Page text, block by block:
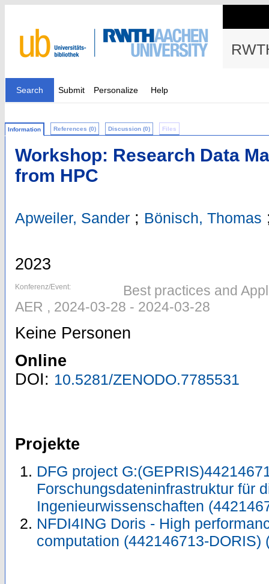
Search Submit Personalize Help
Information References (0) Discussion (0) Files
Workshop: Research Data
from HPC
Apweiler, Sander ; Bönisch, Thomas
2023
Konferenz/Event:
Best practices and
AER , 2024-03-28 - 2024-03-28
Keine Personen
Online
DOI: 10.5281/ZENODO.7785531
Projekte
DFG project
Forschungsdateninfrastruktur für
Ingenieurwissenschaften
NFDI4ING Doris - High
computation (442146713-DORIS)